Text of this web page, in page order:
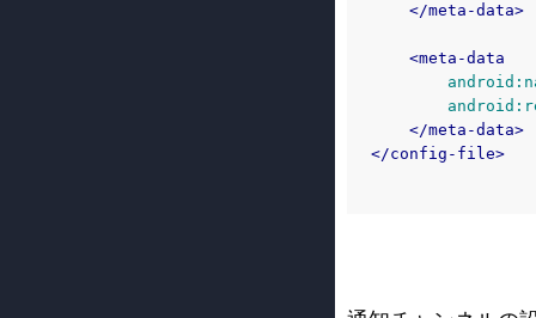
</meta-data>
<meta-data
</meta-data>
</config-file>